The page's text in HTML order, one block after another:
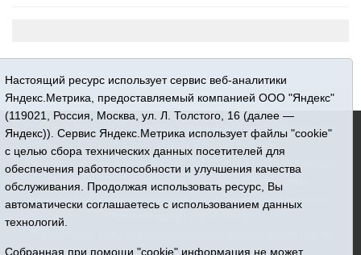
16+ © 2015-2026 Сетевое издание «Новости Юргинского
Регистрационный номер СМИ ЭЛ № ФС 77 - 66052 выдан
Федеральной службой по надзору в сфере связи,
«Призыв»
Настоящий ресурс использует сервис веб-аналитики
Яндекс.Метрика, предоставляемый компанией ООО "Яндекс"
(119021, Россия, Москва, ул. Л. Толстого, 16 (далее —
Яндекс)). Сервис Яндекс.Метрика использует файлы "cookie"
с целью сбора технических данных посетителей для
обеспечения работоспособности и улучшения качества
обслуживания. Продолжая использовать ресурс, Вы
автоматически соглашаетесь с использованием данных
технологий.
Собранная при помощи "cookie" информация не может